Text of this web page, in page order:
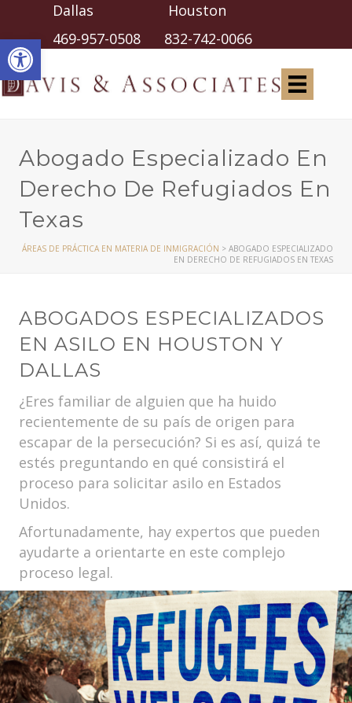
Abrir barra de herramientas
Dallas Houston
469-957-0508 832-742-0066
Abogado Especializado En
Derecho De Refugiados En
Texas
ÁREAS DE PRÁCTICA EN MATERIA DE INMIGRACIÓN > ABOGADO ESPECIALIZADO
EN DERECHO DE REFUGIADOS EN TEXAS
ABOGADOS ESPECIALIZADOS
EN ASILO EN HOUSTON Y
DALLAS
¿Eres familiar de alguien que ha huido
recientemente de su país de origen para
escapar de la persecución? Si es así, quizá te
estés preguntando en qué consistirá el
proceso para solicitar asilo en Estados
Unidos.
Afortunadamente, hay expertos que pueden
ayudarte a orientarte en este complejo
proceso legal.